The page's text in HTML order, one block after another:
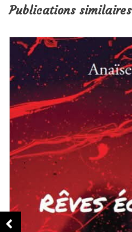
Publications similaires